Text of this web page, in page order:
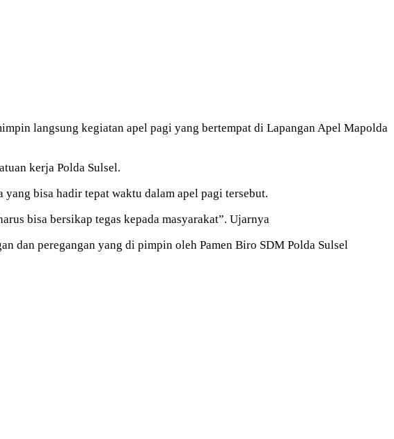
langsung kegiatan apel pagi yang bertempat di Lapangan Apel Mapolda
kerja Polda Sulsel.
bisa hadir tepat waktu dalam apel pagi tersebut.
bisa bersikap tegas kepada masyarakat”. Ujarnya
dan peregangan yang di pimpin oleh Pamen Biro SDM Polda Sulsel